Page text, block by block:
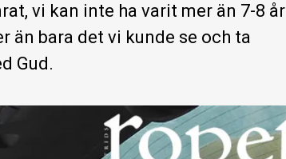
vi kan inte ha varit mer än 7-8 år
än bara det vi kunde se och ta
Gud.